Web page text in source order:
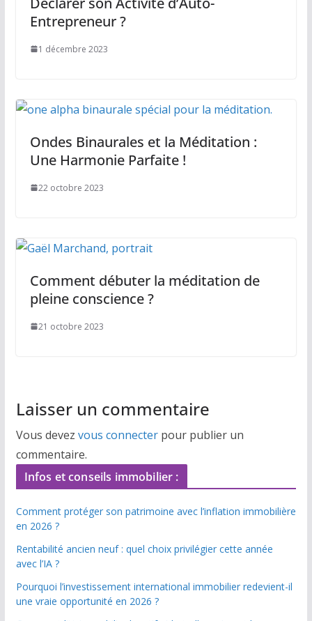
Entrepreneur ?
1 décembre 2023
Ondes Binaurales et la Méditation :
Une Harmonie Parfaite !
22 octobre 2023
Comment débuter la méditation de
pleine conscience ?
21 octobre 2023
Laisser un commentaire
Vous devez vous connecterpour publier un
commentaire.
Infos et conseils immobilier :
Comment protéger son patrimoine avec l’inflation immobilière
en 2026 ?
Rentabilité ancien neuf : quel choix privilégier cette année
avec l’IA ?
Pourquoi l’investissement international immobilier redevient-il
une vraie opportunité en 2026 ?